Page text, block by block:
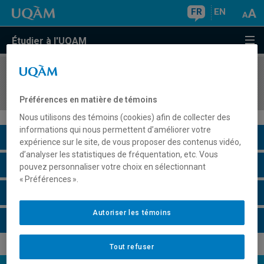
FR EN
Étudier à l'UQAM
COURS//
Description du cours
Horaire - Été 2026
Préférences en matière de témoins
Nous utilisons des témoins (cookies) afin de collecter des
informations qui nous permettent d’améliorer votre
expérience sur le site, de vous proposer des contenus vidéo,
d’analyser les statistiques de fréquentation, etc. Vous
pouvez personnaliser votre choix en sélectionnant
« Préférences ».
Tout refuser
Autoriser les témoins